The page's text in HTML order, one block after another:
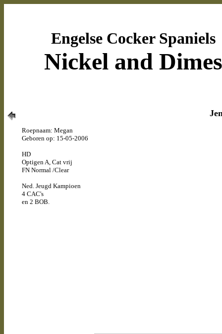
Engelse Cocker Spaniels
Nickel and Dimes
Roepnaam: Megan
Geboren op: 15-05-2006
HD
Optigen A, Cat vrij
FN Normal /Clear
Ned. Jeugd Kampioen
4 CAC's
en 2 BOB.